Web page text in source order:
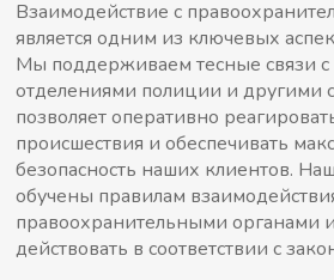
Взаимодействие с
является одним из ключевых
Мы поддерживаем тесные связи
отделениями полиции и другими
позволяет оперативно
происшествия и обеспечивать
безопасность наших клиентов.
обучены правилам
правоохранительными органами
действовать в соответствии с